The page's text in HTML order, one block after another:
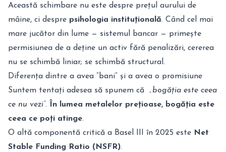
Această schimbare nu este despre prețul aurului de
mâine, ci despre psihologia instituțională. Când cel mai
mare jucător din lume — sistemul bancar — primește
permisiunea de a deține un activ fără penalizări, cererea
nu se schimbă liniar; se schimbă structural.
Diferența dintre a avea ”bani” și a avea o promisiune
Suntem tentați adesea să spunem că
„bogăția este ceea
ce nu vezi”. În lumea metalelor prețioase, bogăția este
ceea ce poți atinge.
O altă componentă critică a Basel III în 2025 este Net
Stable Funding Ratio (NSFR).